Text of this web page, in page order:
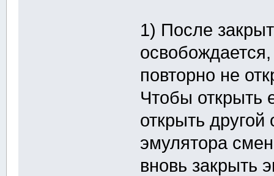
1) После
повторно не
Чтобы открыть
открыть
эмулятора
вновь закрыть